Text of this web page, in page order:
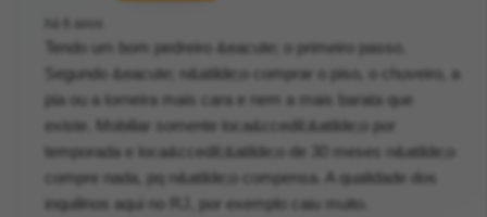
há 6 anos
Tendo um bom pedreiro &eacute; o primeiro passo.
Segundo &eacute; n&atilde;o comprar o piso, o chuveiro, a
pia ou a torneira mais cara e nem a mais barata que
existe. Mobiliar somente loca&ccedil;&atilde;o por
temporada e loca&ccedil;&atilde;o de 30 meses n&atilde;o
compre nada, pq n&atilde;o compensa. A qualidade dos
inquilinos aqui no RJ, por exemplo caiu muito.